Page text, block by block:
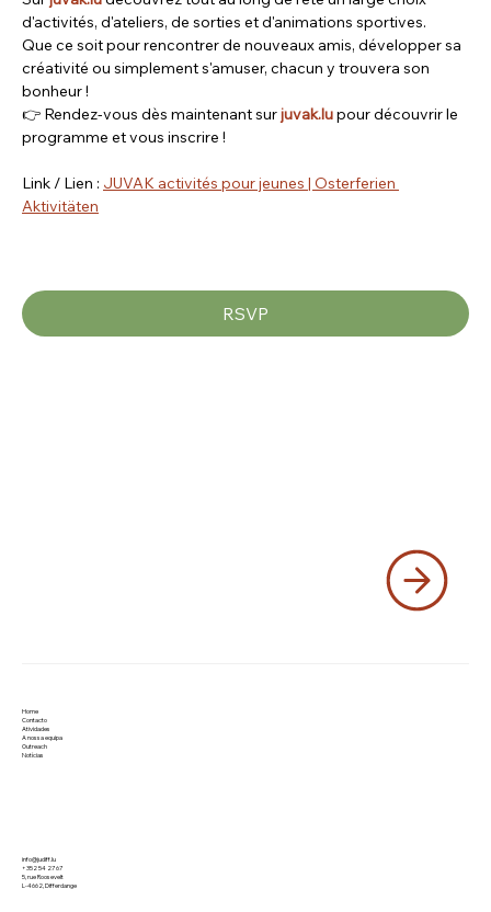
d'activités, d'ateliers, de sorties et d'animations sportives.
Que ce soit pour rencontrer de nouveaux amis, développer sa
créativité ou simplement s'amuser, chacun y trouvera son
bonheur !
👉 Rendez-vous dès maintenant sur juvak.lu pour découvrir le
programme et vous inscrire !
Link / Lien : JUVAK activités pour jeunes | Osterferien
Aktivitäten
RSVP
info@judiff.lu
+352 54 27 67
5, rue Roosevelt
L-4662, Differdange
Home
Contacto
Atividades
A nossa equipa
Outreach
Notícias